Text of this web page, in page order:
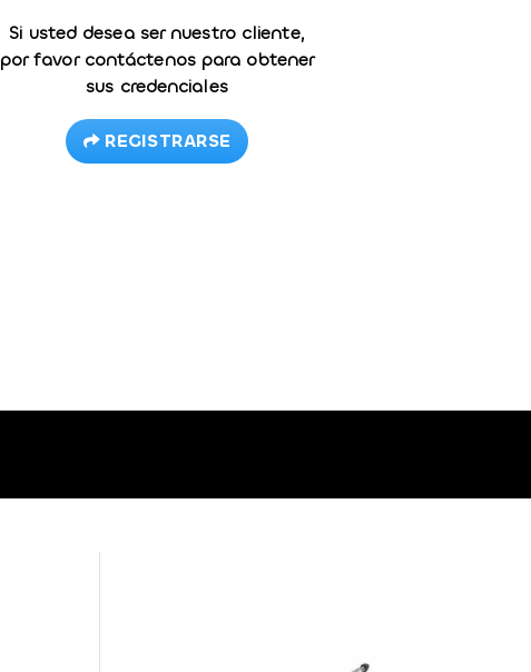
Si usted desea ser nuestro cliente,
por favor contáctenos para obtener
sus credenciales
REGISTRARSE